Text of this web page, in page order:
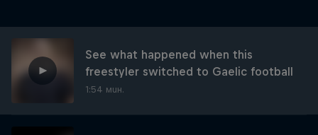
See what happened when this
freestyler switched to Gaelic football
1:54 мин.